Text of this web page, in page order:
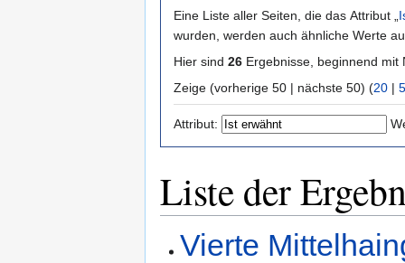
Eine Liste aller Seiten, die das Attribut „
wurden, werden auch ähnliche Werte
Hier sind 26 Ergebnisse, beginnend
Zeige (vorherige 50 | nächste 50) (20 |
Attribut:
Liste der
Vierte